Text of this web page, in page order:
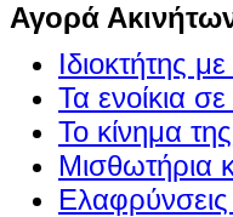
Αγορά
Ιδιοκτήτης
Τα ενοίκια
Το κίνημα
Μισθωτήρια